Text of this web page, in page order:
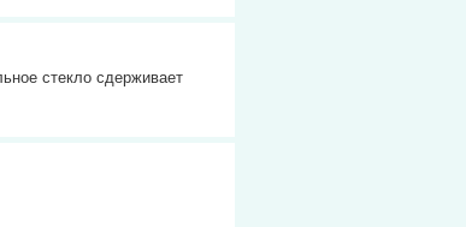
стекло сдерживает